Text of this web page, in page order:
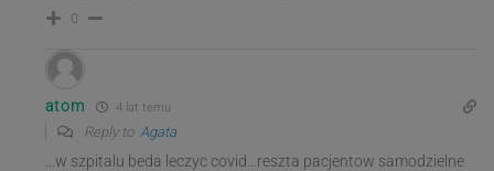
0
atom 4 lat temu
Reply to Agata
…w szpitalu beda leczyc covid…reszta pacjentow samodzielne